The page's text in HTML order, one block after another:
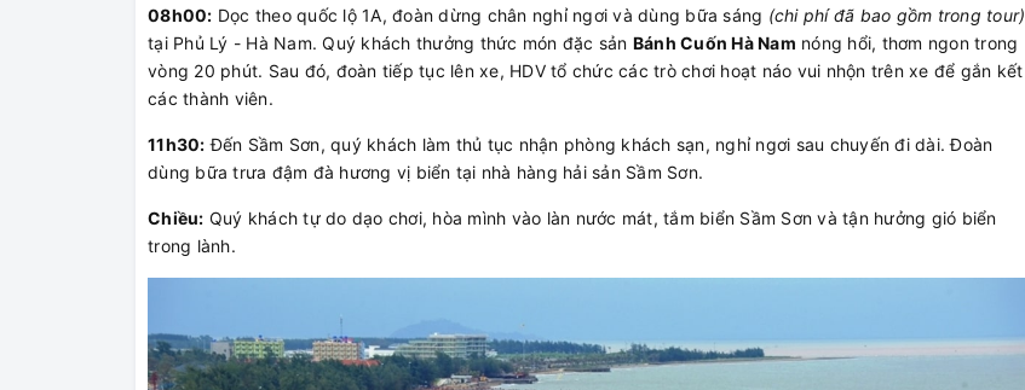
08h00: Dọc theo quốc lộ 1A, đoàn dừng chân nghỉ ngơi và dùng bữa sáng (chi phí đã bao gồm trong tour)
tại Phủ Lý - Hà Nam. Quý khách thưởng thức món đặc sản Bánh Cuốn Hà Nam nóng hổi, thơm ngon trong
vòng 20 phút. Sau đó, đoàn tiếp tục lên xe, HDV tổ chức các trò chơi hoạt náo vui nhộn trên xe để gắn kết
các thành viên.
11h30: Đến Sầm Sơn, quý khách làm thủ tục nhận phòng khách sạn, nghỉ ngơi sau chuyến đi dài. Đoàn
dùng bữa trưa đậm đà hương vị biển tại nhà hàng hải sản Sầm Sơn.
Chiều: Quý khách tự do dạo chơi, hòa mình vào làn nước mát, tắm biển Sầm Sơn và tận hưởng gió biển
trong lành.